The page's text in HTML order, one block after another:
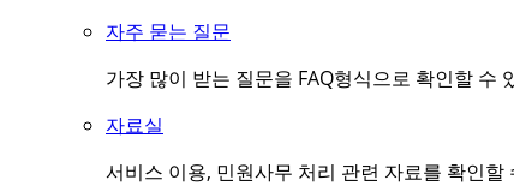
자주 묻는 질문
가장 많이 받는 질문을 FAQ형식으로 확인할 수
자료실
서비스 이용, 민원사무 처리 관련 자료를 확인할